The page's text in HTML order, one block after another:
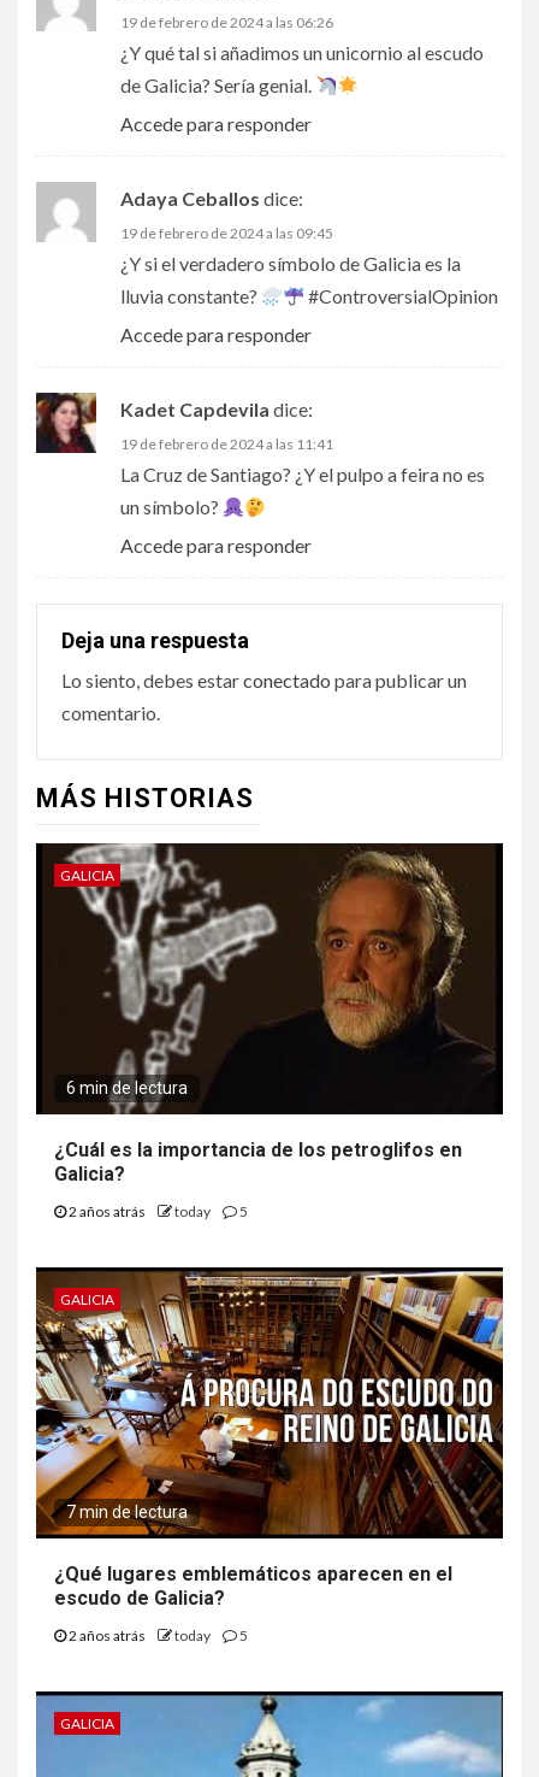
19 de febrero de 2024 a las 06:26
¿Y qué tal si añadimos un unicornio al escudo
de Galicia? Sería genial.
Accede para responder
Adaya Ceballos dice:
19 de febrero de 2024 a las 09:45
¿Y si el verdadero símbolo de Galicia es la
lluvia constante?
#ControversialOpinion
Accede para responder
Kadet Capdevila dice:
19 de febrero de 2024 a las 11:41
La Cruz de Santiago? ¿Y el pulpo a feira no es
un símbolo?
Accede para responder
Deja una respuesta
Lo siento, debes estarconectado para publicar un
comentario.
MÁS HISTORIAS
GALICIA
6 min de lectura
¿Cuál es la importancia de los petroglifos en
Galicia?
2 años atrás today 5
GALICIA
7 min de lectura
¿Qué lugares emblemáticos aparecen en el
escudo de Galicia?
2 años atrás today 5
GALICIA